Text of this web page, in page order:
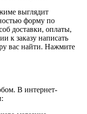
выглядит
форму по
доставки, оплаты,
к заказу написать
вас найти. Нажмите
В интернет-